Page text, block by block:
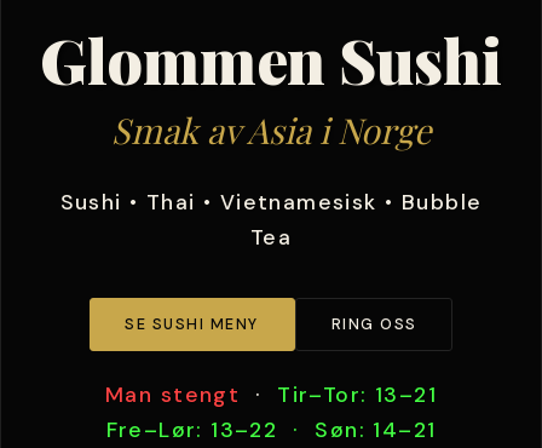
Glommen Sushi
Smak av Asia i Norge
Sushi • Thai • Vietnamesisk • Bubble
Tea
SE SUSHI MENY RING OSS
Man stengt · Tir–Tor: 13–21
Fre–Lør: 13–22 · Søn: 14–21